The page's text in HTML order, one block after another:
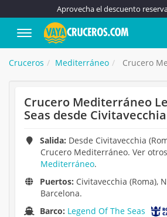
Aprovecha el descuento
Cruceros Mediterráneo Crucero
Crucero Mediterráneo
Seas desde
Salida: Desde Civitavecchia
Crucero Mediterráneo. Ver otros
Mediterráneo.
Puertos: Civitavecchia (Roma),
Barcelona.
Barco: Legend Of The Seas